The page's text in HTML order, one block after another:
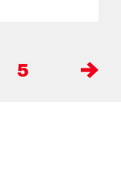
5